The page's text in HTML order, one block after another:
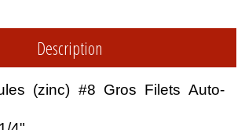
Description
(zinc) #8 Gros Filets Auto-